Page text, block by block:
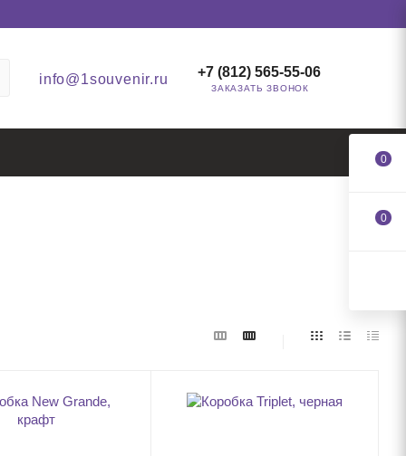
info@1souvenir.ru +7 (812) 565-55-06
ЗАКАЗАТЬ ЗВОНОК
0
0